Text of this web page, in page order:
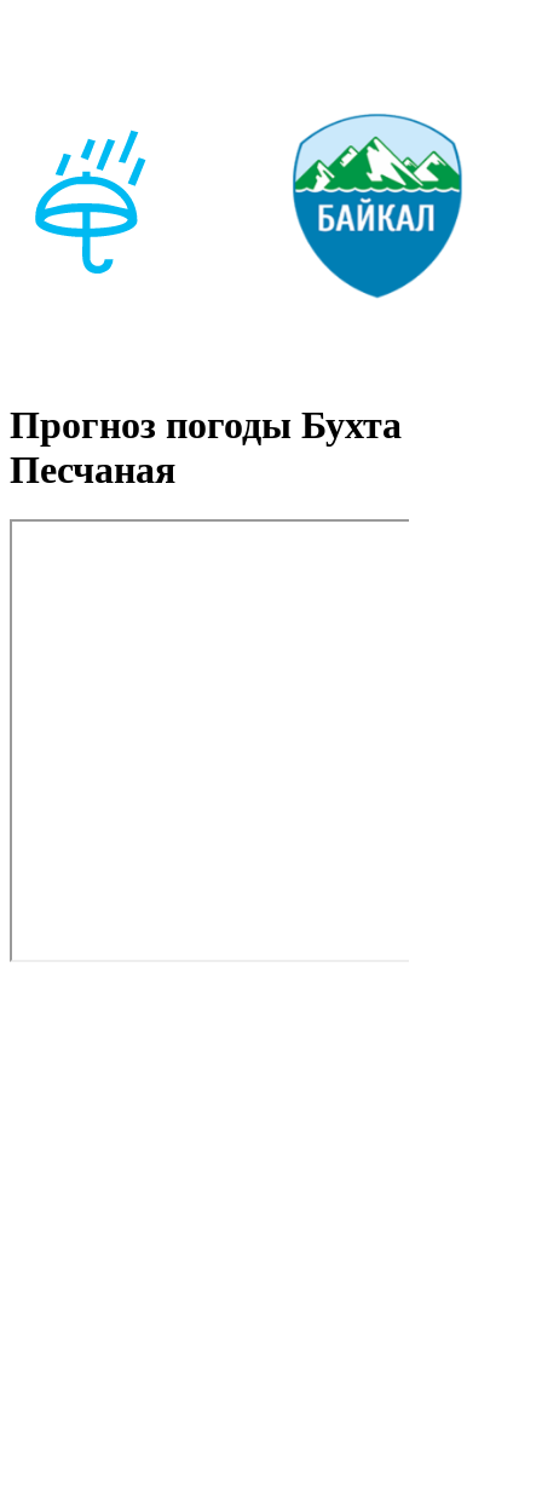
Прогноз погоды Бухта
Песчаная